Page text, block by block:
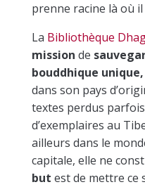
prenne racine là où
La Bibliothèque
mission de
bouddhique unique,
dans son pays
textes perdus
d’exemplaires au
ailleurs dans le
capitale, elle ne
but est de mettre ce